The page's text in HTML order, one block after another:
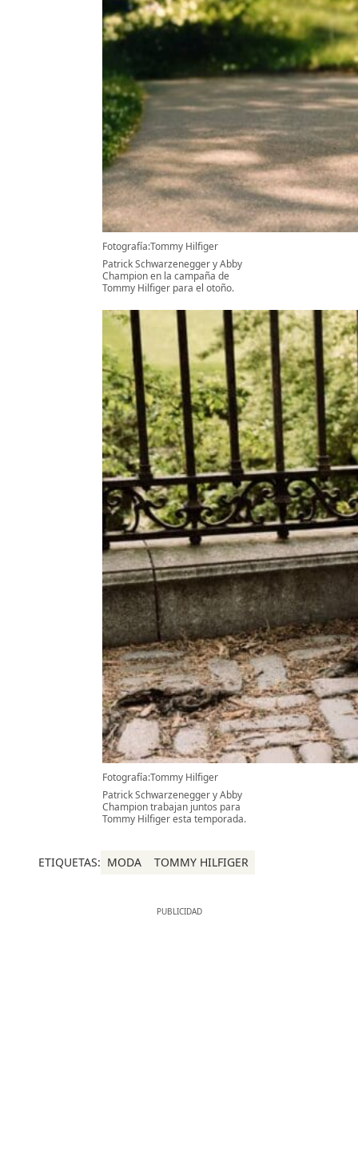
Fotografía:Tommy Hilfiger
Patrick Schwarzenegger y Abby
Champion en la campaña de
Tommy Hilfiger para el otoño.
Fotografía:Tommy Hilfiger
Patrick Schwarzenegger y Abby
Champion trabajan juntos para
Tommy Hilfiger esta temporada.
ETIQUETAS: MODA TOMMY HILFIGER